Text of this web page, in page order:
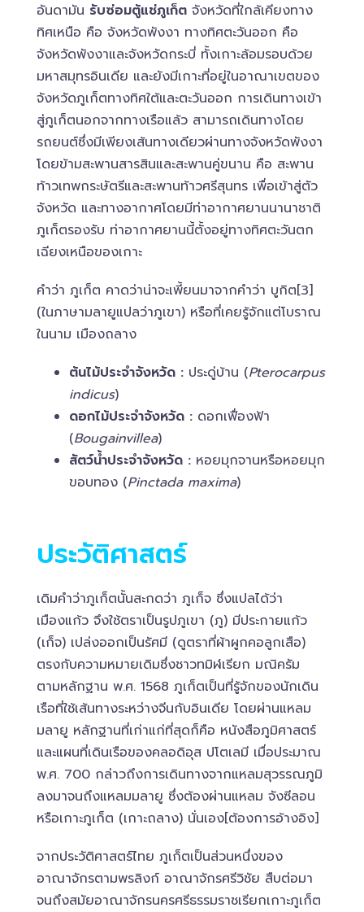
อันดามัน รับซ่อมตู้แช่ภูเก็ต จังหวัดที่ใกล้เคียงทาง
ทิศเหนือ คือ จังหวัดพังงา ทางทิศตะวันออก คือ
จังหวัดพังงาและจังหวัดกระบี่ ทั้งเกาะล้อมรอบด้วย
มหาสมุทรอินเดีย และยังมีเกาะที่อยู่ในอาณาเขตของ
จังหวัดภูเก็ตทางทิศใต้และตะวันออก การเดินทางเข้า
สู่ภูเก็ตนอกจากทางเรือแล้ว สามารถเดินทางโดย
รถยนต์ซึ่งมีเพียงเส้นทางเดียวผ่านทางจังหวัดพังงา
โดยข้ามสะพานสารสินและสะพานคู่ขนาน คือ สะพาน
ท้าวเทพกระษัตรีและสะพานท้าวศรีสุนทร เพื่อเข้าสู่ตัว
จังหวัด และทางอากาศโดยมีท่าอากาศยานนานาชาติ
ภูเก็ตรองรับ ท่าอากาศยานนี้ตั้งอยู่ทางทิศตะวันตก
เฉียงเหนือของเกาะ
คำว่า ภูเก็ต คาดว่าน่าจะเพี้ยนมาจากคำว่า บูกิต[3]
(ในภาษามลายูแปลว่าภูเขา) หรือที่เคยรู้จักแต่โบราณ
ในนาม เมืองถลาง
ต้นไม้ประจำจังหวัด : ประดู่บ้าน (Pterocarpus
indicus)
ดอกไม้ประจำจังหวัด : ดอกเฟื่องฟ้า
(Bougainvillea)
สัตว์น้ำประจำจังหวัด : หอยมุกจานหรือหอยมุก
ขอบทอง (Pinctada maxima)
ประวัติศาสตร์
เดิมคำว่าภูเก็ตนั้นสะกดว่า ภูเก็จ ซึ่งแปลได้ว่า
เมืองแก้ว จึงใช้ตราเป็นรูปภูเขา (ภู) มีประกายแก้ว
(เก็จ) เปล่งออกเป็นรัศมี (ดูตราที่ผ้าผูกคอลูกเสือ)
ตรงกับความหมายเดิมซึ่งชาวทมิฬเรียก มณิครัม
ตามหลักฐาน พ.ศ. 1568 ภูเก็ตเป็นที่รู้จักของนักเดิน
เรือที่ใช้เส้นทางระหว่างจีนกับอินเดีย โดยผ่านแหลม
มลายู หลักฐานที่เก่าแก่ที่สุดก็คือ หนังสือภูมิศาสตร์
และแผนที่เดินเรือของคลอดิอุส ปโตเลมี เมื่อประมาณ
พ.ศ. 700 กล่าวถึงการเดินทางจากแหลมสุวรรณภูมิ
ลงมาจนถึงแหลมมลายู ซึ่งต้องผ่านแหลม จังซีลอน
หรือเกาะภูเก็ต (เกาะถลาง) นั่นเอง[ต้องการอ้างอิง]
จากประวัติศาสตร์ไทย ภูเก็ตเป็นส่วนหนึ่งของ
อาณาจักรตามพรลิงก์ อาณาจักรศรีวิชัย สืบต่อมา
จนถึงสมัยอาณาจักรนครศรีธรรมราชเรียกเกาะภูเก็ต